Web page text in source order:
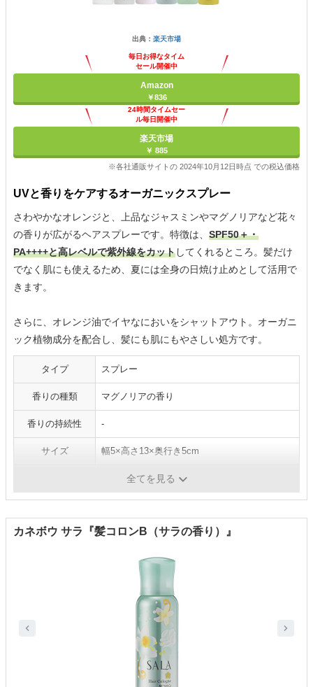
出典： 楽天市場
毎日お得なタイム
セール開催中
Amazon
￥836
24時間タイムセー
ル毎日開催中
楽天市場
￥ 885
※各社通販サイトの 2024年10月12日時点 での税込価格
UVと香りをケアするオーガニックスプレー
さわやかなオレンジと、上品なジャスミンやマグノリアなど花々
の香りが広がるヘアスプレーです。特徴は、 SPF50＋・
PA++++と高レベルで紫外線をカットしてくれるところ。髪だけ
でなく肌にも使えるため、夏には全身の日焼け止めとして活用で
きます。
さらに、オレンジ油でイヤなにおいをシャットアウト。オーガニ
ック植物成分を配合し、髪にも肌にもやさしい処方です。
タイプ スプレー
香りの種類 マグノリアの香り
香りの持続性 -
サイズ 幅5×高さ13×奥行き5cm
-／80g全てを見る
カネボウ サラ『髪コロンB（サラの香り）』